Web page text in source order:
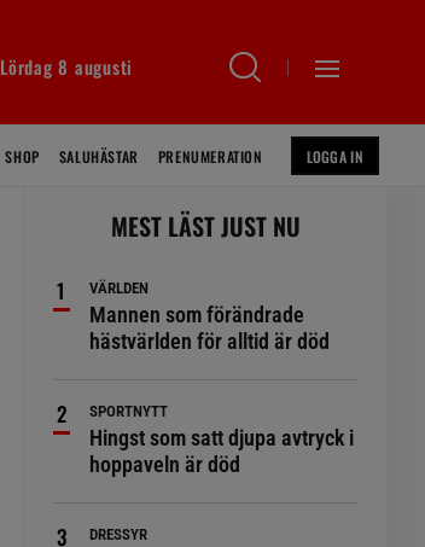
Lördag 8 augusti
SHOP SALUHÄSTAR PRENUMERATION LOGGA IN
MEST LÄST JUST NU
VÄRLDEN
Mannen som förändrade
hästvärlden för alltid är död
SPORTNYTT
Hingst som satt djupa avtryck i
hoppaveln är död
DRESSYR